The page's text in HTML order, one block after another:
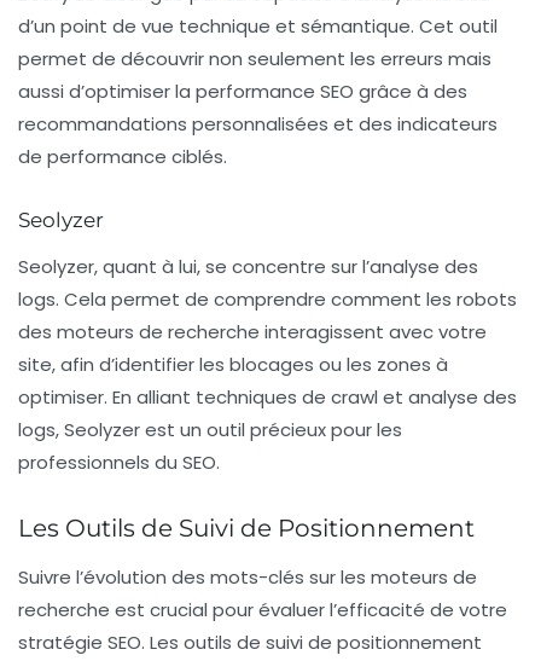
d’un point de vue technique et sémantique. Cet outil
permet de découvrir non seulement les erreurs mais
aussi d’optimiser la performance SEO grâce à des
recommandations personnalisées et des indicateurs
de performance ciblés.
Seolyzer
Seolyzer, quant à lui, se concentre sur l’analyse des
logs. Cela permet de comprendre comment les robots
des moteurs de recherche interagissent avec votre
site, afin d’identifier les blocages ou les zones à
optimiser. En alliant techniques de crawl et analyse des
logs, Seolyzer est un outil précieux pour les
professionnels du SEO.
Les Outils de Suivi de Positionnement
Suivre l’évolution des mots-clés sur les moteurs de
recherche est crucial pour évaluer l’efficacité de votre
stratégie SEO. Les outils de suivi de positionnement